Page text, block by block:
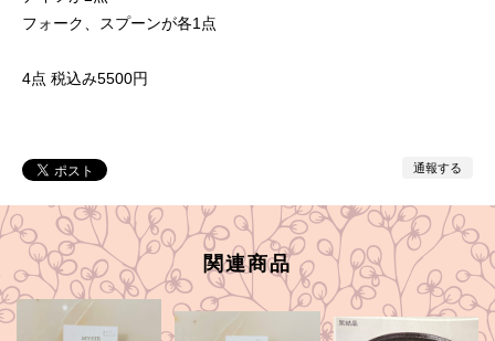
フォーク、スプーンが各1点
4点 税込み5500円
通報する
関連商品